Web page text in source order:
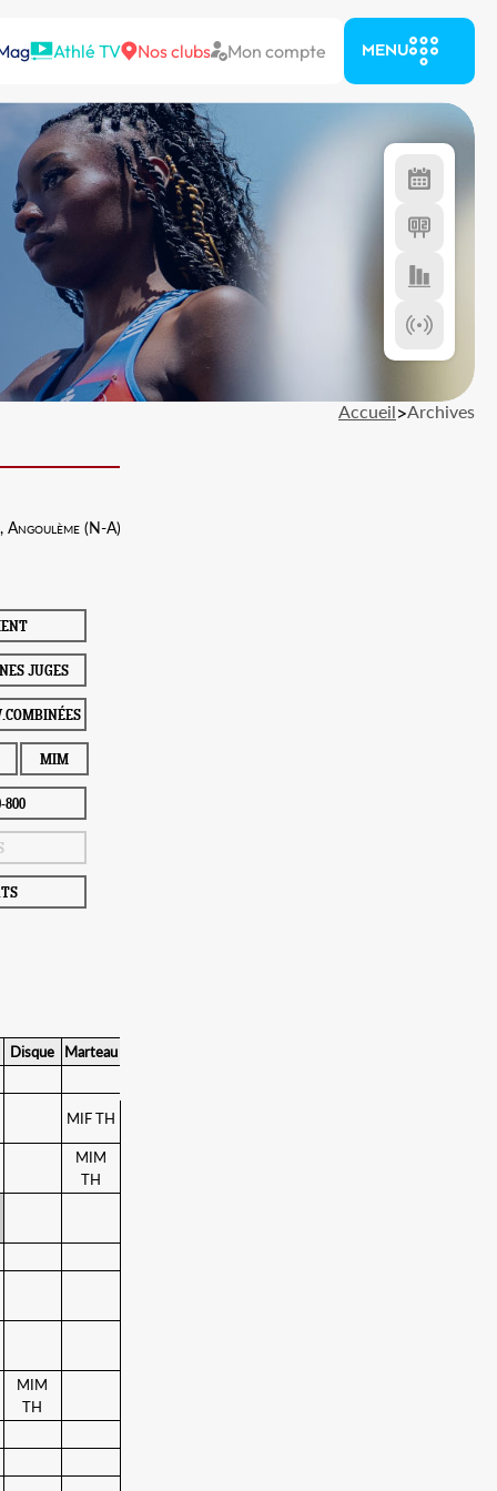
Athlé TV Nos clubs Mon compte MENU
Accueil>Archives
(N-A)
JUGES
MIM
800
Disque
Marteau
MIF TH
MIM
TH
MIM
TH